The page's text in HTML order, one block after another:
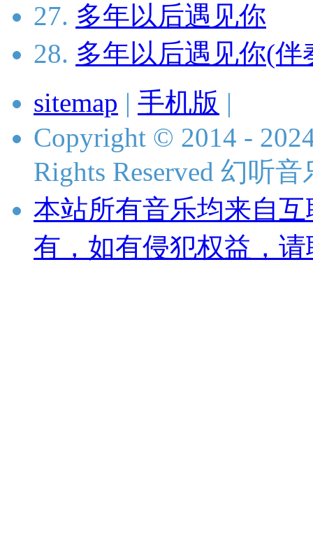
27. 多年以后遇见你
28. 多年以后遇见你(伴
sitemap | 手机版 |
Copyright © 2014 -
Rights Reserved 幻听
本站所有音乐均来自
有，如有侵犯权益，